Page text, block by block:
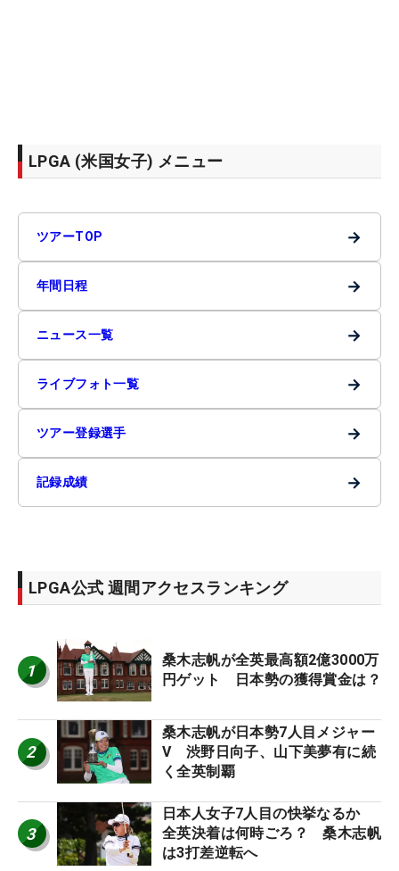
LPGA (米国女子) メニュー
ツアーTOP →
年間日程 →
ニュース一覧 →
ライブフォト一覧 →
ツアー登録選手 →
記録成績 →
LPGA公式 週間アクセスランキング
1
桑木志帆が全英最高額2億3000万
円ゲット 日本勢の獲得賞金は？
2
桑木志帆が日本勢7人目メジャー
V 渋野日向子、山下美夢有に続
く全英制覇
3
日本人女子7人目の快挙なるか
全英決着は何時ごろ？ 桑木志帆
は3打差逆転へ